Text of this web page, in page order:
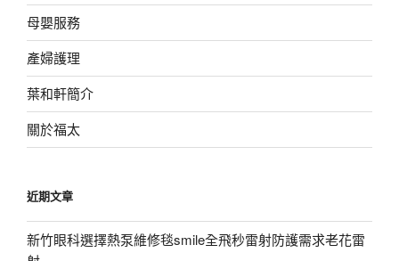
母嬰服務
產婦護理
葉和軒簡介
關於福太
近期文章
新竹眼科選擇熱泵維修毯smile全飛秒雷射防護需求老花雷